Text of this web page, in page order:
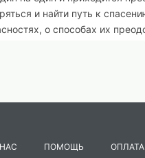
и найти путь к
о способах их
ПОМОЩЬ ОПЛАТА